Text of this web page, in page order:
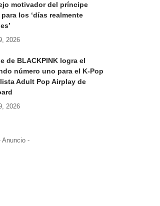
motivador del príncipe
para los ‘días realmente
2026
de BLACKPINK logra el
número uno para el K-Pop
Adult Pop Airplay de
2026
Anuncio -